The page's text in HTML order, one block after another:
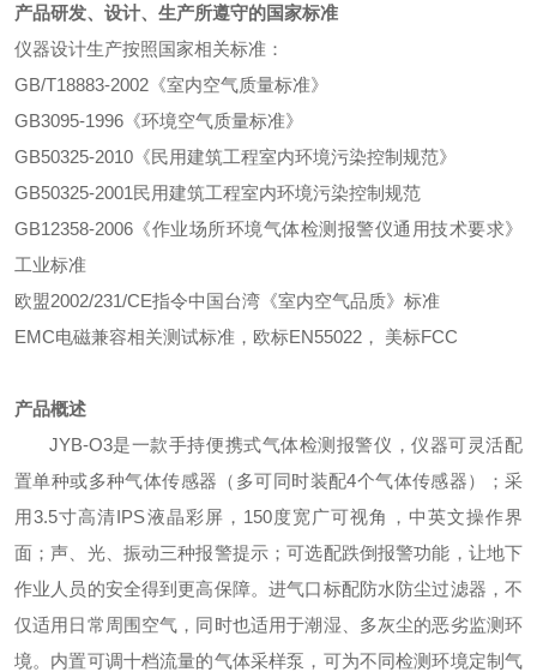
产品研发、设计、生产所遵守的国家标准
仪器设计生产按照国家相关标准：
GB/T18883-2002《室内空气质量标准》
GB3095-1996《环境空气质量标准》
GB50325-2010《民用建筑工程室内环境污染控制规范》
GB50325-2001民用建筑工程室内环境污染控制规范
GB12358-2006《作业场所环境气体检测报警仪通用技术要求》
工业标准
欧盟2002/231/CE指令中国台湾《室内空气品质》标准
EMC电磁兼容相关测试标准，欧标EN55022， 美标FCC
产品概述
JYB-O3是一款手持便携式气体检测报警仪，仪器可灵活配
置单种或多种气体传感器（多可同时装配4个气体传感器）；采
用3.5寸高清IPS液晶彩屏，150度宽广可视角，中英文操作界
面；声、光、振动三种报警提示；可选配跌倒报警功能，让地下
作业人员的安全得到更高保障。进气口标配防水防尘过滤器，不
仅适用日常周围空气，同时也适用于潮湿、多灰尘的恶劣监测环
境。内置可调十档流量的气体采样泵，可为不同检测环境定制气